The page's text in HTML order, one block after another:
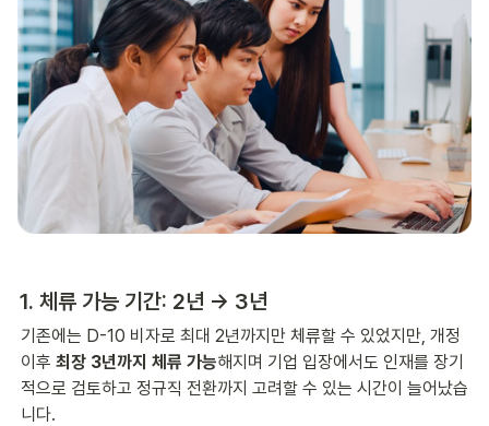
1. 체류 가능 기간: 2년 → 3년
기존에는 D-10 비자로 최대 2년까지만 체류할 수 있었지만, 개정
이후 최장 3년까지 체류 가능해지며 기업 입장에서도 인재를 장기
적으로 검토하고 정규직 전환까지 고려할 수 있는 시간이 늘어났습
니다.